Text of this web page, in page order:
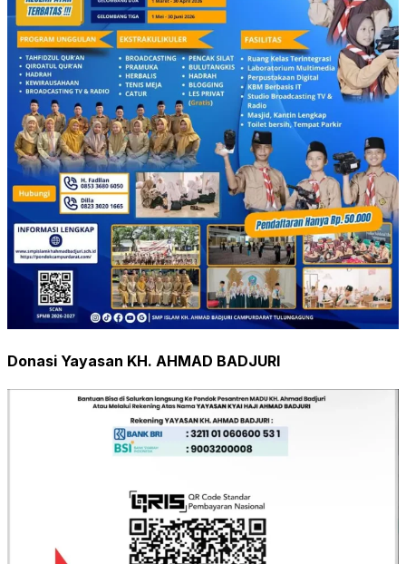
Donasi Yayasan KH. AHMAD BADJURI